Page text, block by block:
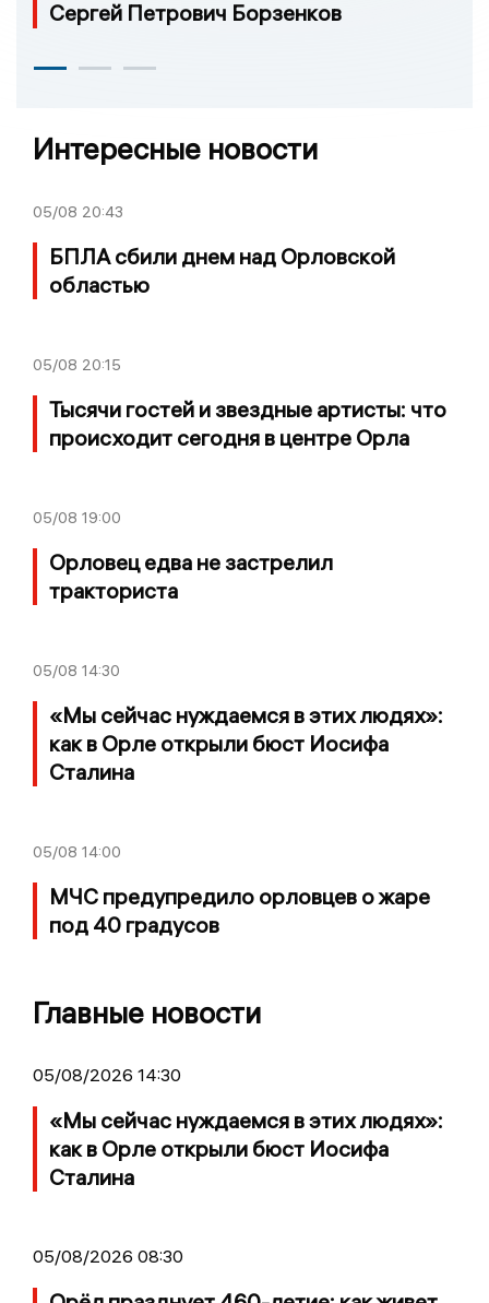
Сергей Петрович Борзенков
Интересные новости
05/08 20:43
БПЛА сбили днем над Орловской
областью
05/08 20:15
Тысячи гостей и звездные артисты: что
происходит сегодня в центре Орла
05/08 19:00
Орловец едва не застрелил
тракториста
05/08 14:30
«Мы сейчас нуждаемся в этих людях»:
как в Орле открыли бюст Иосифа
Сталина
05/08 14:00
МЧС предупредило орловцев о жаре
под 40 градусов
Главные новости
05/08/2026 14:30
«Мы сейчас нуждаемся в этих людях»:
как в Орле открыли бюст Иосифа
Сталина
05/08/2026 08:30